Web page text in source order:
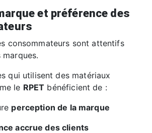
et préférence des
consommateurs sont attentifs
qui utilisent des matériaux
le RPET bénéficient de :
perception de la marque
accrue des clients